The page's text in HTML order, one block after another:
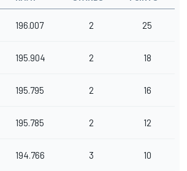
196.007 2 25
195.904 2 18
195.795 2 16
195.785 2 12
194.766 3 10